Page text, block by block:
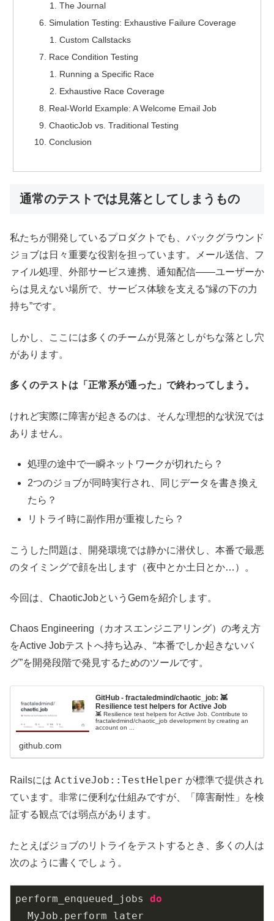
The Journal
Simulation Testing: Exhaustive Failure Coverage
Custom Callstacks
Race Condition Testing
Running a Specific Race
Exhaustive Race Coverage
Real-World Example: A Welcome Email Job
ChaoticJob vs. Traditional Testing
Conclusion
通常のテストでは見落としてしまうもの
私たちが開発しているプロダクトでも、バックグラウンド
ジョブは日々重要な役割を担っています。メール送信、フ
ァイル処理、外部サービス連携、通知配信——ユーザーか
らは見えない場所で、サービス体験を支える“縁の下の力
持ち”です。
しかし、ここには多くのチームが見落としがちな落とし穴
があります。
多くのテストは「正常系が通った」で終わってしまう。
けれど実際に障害が起きるのは、そんな理想的な状況では
ありません。
処理の途中で一瞬ネットワークが切れたら？
2つのジョブが同時実行され、同じデータを書き換え
たら？
リトライ時に副作用が重複したら？
こうした問題は、開発環境では静かに潜伏し、本番で最悪
のタイミングで顔を出します（夜中とか土日とか…）。
今回は、ChaoticJobというGemを紹介します。
Chaos Engineering（カオスエンジニアリング）の考え方
をActive Jobテストへ持ち込み、“本番でしか起きないバ
グ”を開発段階で発見するためのツールです。
GitHub - fractaledmind/chaotic_job: 👾
Resilience test helpers for Active Job
👾 Resilience test helpers for Active Job. Contribute to
fractaledmind/chaotic_job development by creating an
account on ...
github.com
Railsには ActiveJob::TestHelper が標準で提供され
ています。非常に便利な仕組みですが、「障害耐性」を検
証する観点では弱点があります。
たとえばジョブのリトライをテストするとき、多くの人は
次のように書くでしょう。
perform_enqueued_jobs do
MyJob .